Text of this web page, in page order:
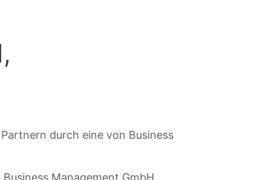
durch eine von Business
Management GmbH